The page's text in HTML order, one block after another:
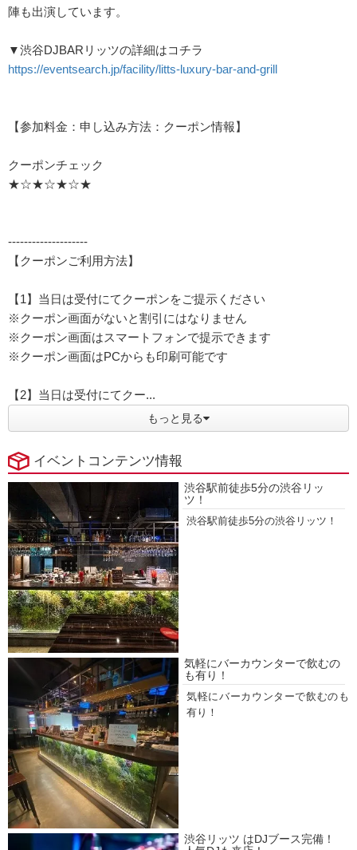
陣も出演しています。
▼渋谷DJBARリッツの詳細はコチラ
https://eventsearch.jp/facility/litts-luxury-bar-and-grill
【参加料金：申し込み方法：クーポン情報】
クーポンチェック
★☆★☆★☆★
--------------------
【クーポンご利用方法】
【1】当日は受付にてクーポンをご提示ください
※クーポン画面がないと割引にはなりません
※クーポン画面はスマートフォンで提示できます
※クーポン画面はPCからも印刷可能です
【2】当日は受付にてクー...
もっと見る
イベントコンテンツ情報
渋谷駅前徒歩5分の渋谷リッ
ツ！
渋谷駅前徒歩5分の渋谷リッツ！
気軽にバーカウンターで飲むの
も有り！
気軽にバーカウンターで飲むのも
有り！
渋谷リッツ はDJブース完備！